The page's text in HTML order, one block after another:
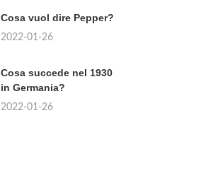
Cosa vuol dire Pepper?
2022-01-26
Cosa succede nel 1930
in Germania?
2022-01-26